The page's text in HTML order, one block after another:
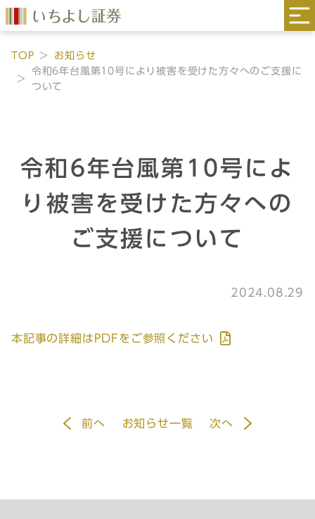
TOP
お知らせ
令和6年台風第10号により被害を受けた方々へのご支援に
ついて
令和6年台風第10号によ
り被害を受けた方々への
ご支援について
2024.08.29
本記事の詳細はPDFをご参照ください
前へ お知らせ一覧 次へ